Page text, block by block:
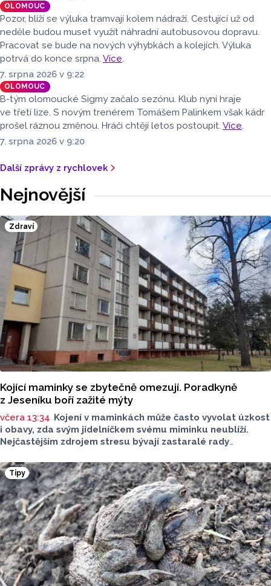
OLOMOUC
Pozor, blíží se výluka tramvají kolem nádraží. Cestující už od
neděle budou muset využít náhradní autobusovou dopravu.
Pracovat se bude na nových výhybkách a kolejích. Výluka
potrvá do konce srpna. Více.
7. srpna 2026 v 9:22
OLOMOUC
B-tým olomoucké Sigmy začalo sezónu. Klub nyní hraje
ve třetí lize. S novým trenérem Tomášem Palinkem však kádr
prošel ráznou změnou. Hráči chtějí letos postoupit. Více.
7. srpna 2026 v 9:20
Další zprávy z rychlovek
Nejnovější
Zdraví
Kojící maminky se zbytečně omezují. Poradkyně
z Jeseníku boří zažité mýty
včera 13:34 Kojení v maminkách může často vyvolat úzkost
i obavy, zda svým jídelníčkem svému miminku neublíží.
Nejčastějším zdrojem stresu bývají zastaralé rady
se nadýmavým potravinám nebo preventivnímu vyřazování
alergenů. Mýty o stravě při kojení boří laktační poradkyně
z Jeseníku.
Tipy